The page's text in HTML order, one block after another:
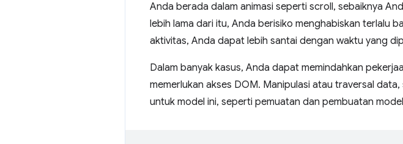
Anda berada dalam animasi seperti scroll, sebaiknya
lebih lama dari itu, Anda berisiko menghabiskan terlalu
aktivitas, Anda dapat lebih santai dengan waktu yang
Dalam banyak kasus, Anda dapat memindahkan
memerlukan akses DOM. Manipulasi atau traversal
untuk model ini, seperti pemuatan dan pembuatan